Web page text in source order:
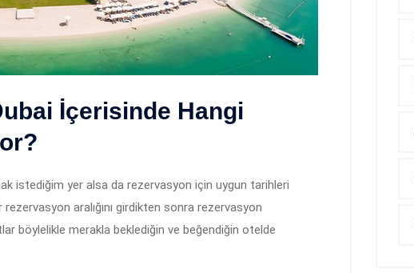
İçerisinde Hangi
istediğim yer alsa da rezervasyon için uygun tarihleri
aralığını girdikten sonra rezervasyon
böylelikle merakla beklediğin ve beğendiğin otelde